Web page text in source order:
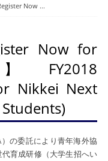
Now ...
Now for
】FY2018
Nikkei Next
の委託により青年海外協
育成研修（大学生招へい